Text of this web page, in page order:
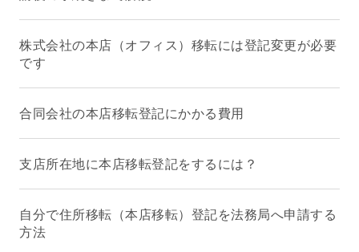
株式会社の本店（オフィス）移転には登記変更が必要
です
合同会社の本店移転登記にかかる費用
支店所在地に本店移転登記をするには？
自分で住所移転（本店移転）登記を法務局へ申請する
方法